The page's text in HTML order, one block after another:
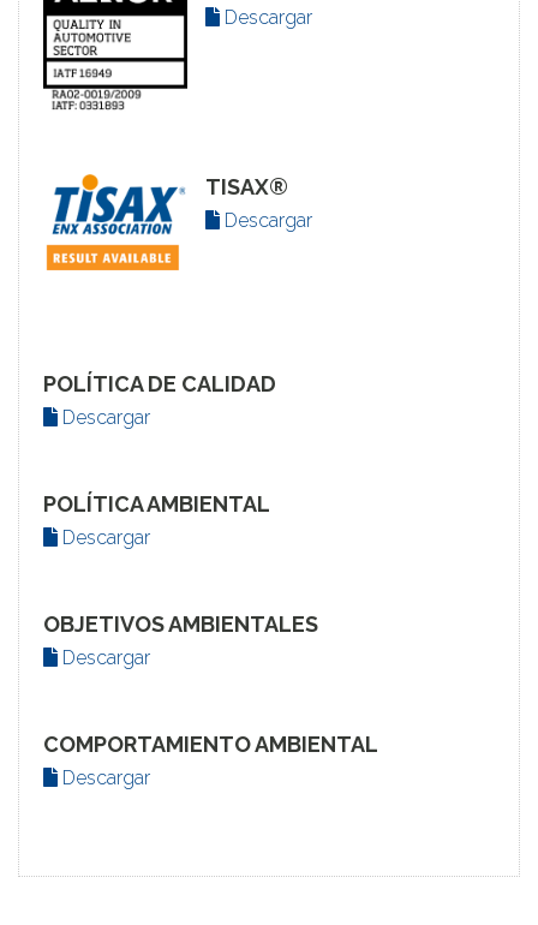
Descargar
TISAX®
Descargar
POLÍTICA DE CALIDAD
Descargar
POLÍTICA AMBIENTAL
Descargar
OBJETIVOS AMBIENTALES
Descargar
COMPORTAMIENTO AMBIENTAL
Descargar